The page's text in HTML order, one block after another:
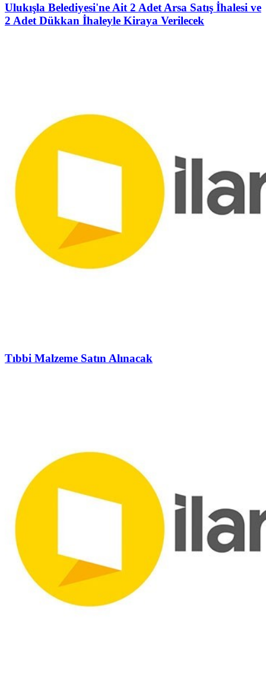
Ulukışla Belediyesi'ne Ait 2 Adet Arsa Satış İhalesi ve
2 Adet Dükkan İhaleyle Kiraya Verilecek
Tıbbi Malzeme Satın Alınacak